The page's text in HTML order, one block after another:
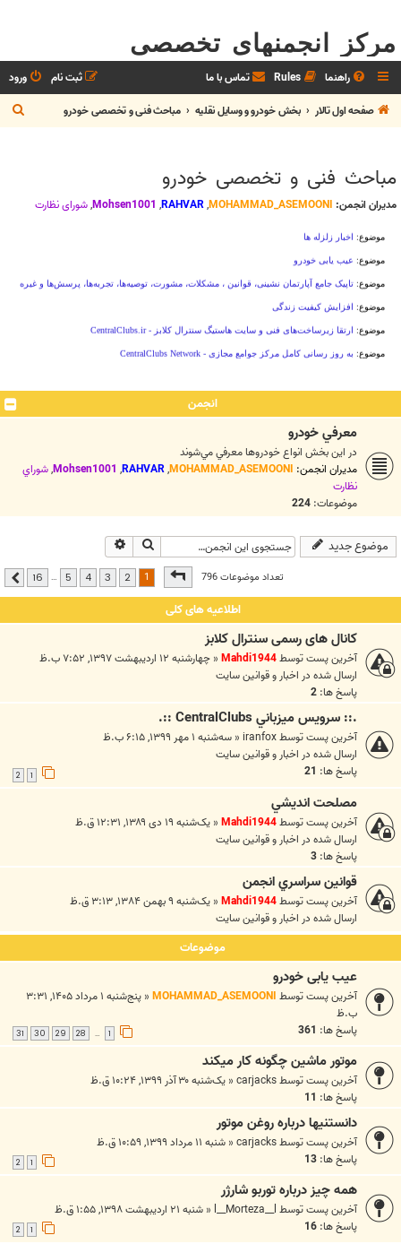
مرکز انجمنهای تخصصی
راهنما Rules تماس با ما ورود
ثبت نام
صفحه اول تالار
بخش خودرو و وسايل نقليه مباحث فنی و تخصصی خودرو
ج
س
مباحث فنی و تخصصی خودرو
مدیران انجمن: MOHAMMAD_ASEMOONI
,
RAHVAR
,
Mohsen1001
,شوراي نظارت
انجمن
معرفي خودرو
در اين بخش انواع خودروها معرفي مي‌شوند
مدیران انجمن: MOHAMMAD_ASEMOONI
,
RAHVAR
,
Mohsen1001
,شوراي
نظارت
موضوعات: 224
موضوع جدید جستجو
تعداد موضوعات 796صفحه از16
2
3
4
5
…
16 بعدی
اطلاعیه های کلی
کانال های رسمی سنترال کلابز
آخرین پست توسطMahdi1944
« چهارشنبه ۱۲ اردیبهشت ۱۳۹۷, ۷:۵۲ ب.ظ
ارسال شده در اخبار و قوانين سايت
پاسخ ها: 2
.:: سرويس ميزباني CentralClubs ::.
آخرین پست توسطiranfox
« سه‌شنبه ۱ مهر ۱۳۹۹, ۶:۱۵ ب.ظ
ارسال شده در اخبار و قوانين سايت
پاسخ ها: 21
مصلحت انديشي
آخرین پست توسطMahdi1944
« یک‌شنبه ۱۹ دی ۱۳۸۹, ۱۲:۳۱ ق.ظ
ارسال شده در اخبار و قوانين سايت
پاسخ ها: 3
قوانين سراسري انجمن
آخرین پست توسطMahdi1944
« یک‌شنبه ۹ بهمن ۱۳۸۴, ۳:۱۳ ق.ظ
ارسال شده در اخبار و قوانين سايت
موضوعات
عيب يابی خودرو
آخرین پست توسطMOHAMMAD_ASEMOONI
«
پنج‌شنبه ۱ مرداد ۱۴۰۵, ۳:۳۱
ب.ظ
پاسخ ها: 361
…
28
29
30
31
موتور ماشين چگونه كار ميكند
آخرین پست توسطcarjacks
« یک‌شنبه ۳۰ آذر ۱۳۹۹, ۱۰:۲۴ ق.ظ
پاسخ ها: 11
دانستنيها درباره روغن موتور
آخرین پست توسطcarjacks
« شنبه ۱۱ مرداد ۱۳۹۹, ۱۰:۵۹ ق.ظ
پاسخ ها: 13
همه چيز درباره توربو شارژر
آخرین پست توسطl__Morteza__l
« شنبه ۲۱ اردیبهشت ۱۳۹۸, ۱:۵۵ ق.ظ
پاسخ ها: 16